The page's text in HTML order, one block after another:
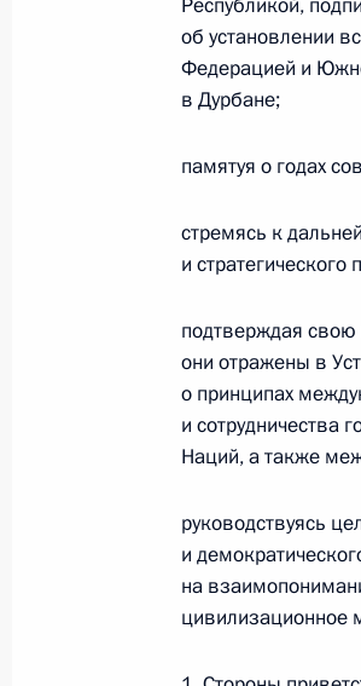
Встреча с
Памфиловой
5 августа 2026 года,
Президент
об установлении
Федерацией и
в Дурбане;
памятуя о годах
стремясь к
и стратегического
подтверждая
они отражены в
о принципах
и сотрудничества
Наций, а также
руководствуясь
и
на
цивилизационное